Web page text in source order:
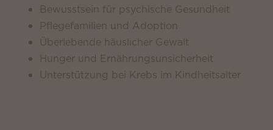
Bewusstsein für psychische Gesundheit
Pflegefamilien und Adoption
Überlebende häuslicher Gewalt
Hunger und Ernährungsunsicherheit
Unterstützung bei Krebs im Kindheitsalter